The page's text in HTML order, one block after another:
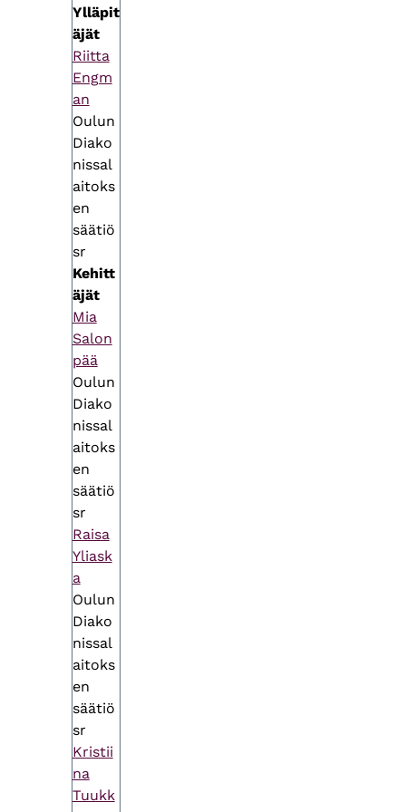
Ylläpit
äjät
Riitta
Engm
an
Oulun
Diako
nissal
aitoks
en
säätiö
sr
Kehitt
äjät
Mia
Salon
pää
Oulun
Diako
nissal
aitoks
en
säätiö
sr
Raisa
Yliask
a
Oulun
Diako
nissal
aitoks
en
säätiö
sr
Kristii
na
Tuukk